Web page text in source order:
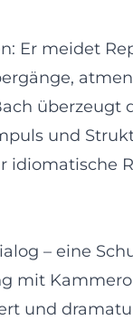
Er meidet
überzeugt
und
idiomatische
– eine
mit
und